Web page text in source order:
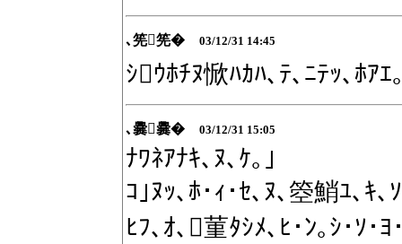
､筅筅� 03/12/31 14:45
ｼｳﾎﾁﾇ惞ﾊｶﾊ､ﾃ､ﾆﾃｯ､ﾎｱｴ
､爨爨� 03/12/31 15:05
ﾅﾜﾈｱﾅｷ､ﾇ､ｹ｡｣
ｺ｣ﾇｯ､ﾎ･ｨ･ｾ､ﾇ､箜鮹ﾕ､ｷ
ﾋﾌ､ｵ､菫ﾀｼﾒ､ﾋ･ﾝ｡ｼ･ｿ･